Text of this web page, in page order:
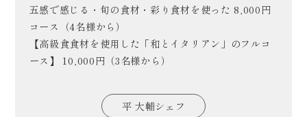
五感で感じる・旬の食材・彩り食材を使った 8,000円
コース（4名様から）
【高級食食材を使用した「和とイタリアン」のフルコ
ース】 10,000円（3名様から）
平 大輔シェフ